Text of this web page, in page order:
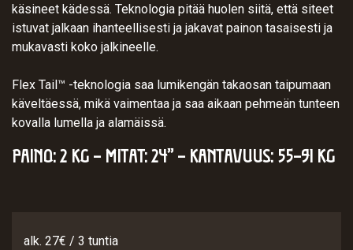
käsineet kädessä. Teknologia pitää huolen siitä, että siteet
istuvat jalkaan ihanteellisesti ja jakavat painon tasaisesti ja
mukavasti koko jalkineelle.
Flex Tail™ -teknologia saa lumikengän takaosan taipumaan
käveltäessä, mikä vaimentaa ja saa aikaan pehmeän tunteen
kovalla lumella ja alamäissä.
PAINO: 2 KG – MITAT: 24’’ – KANTAVUUS: 55–91 KG
alk. 27€ / 3 tuntia